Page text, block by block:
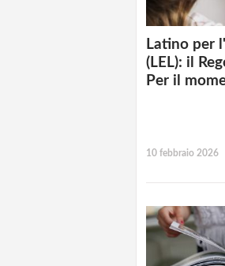
Latino per
(LEL): il
Per il
10 febbraio 2026